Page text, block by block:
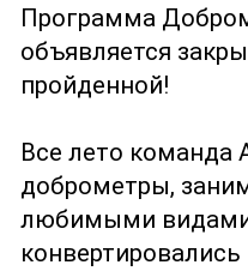
Программа
объявляется
пройденной!
Все лето
доброметры,
любимыми